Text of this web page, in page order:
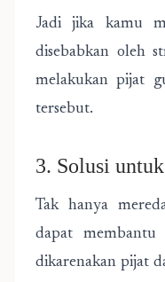
Jadi jika kamu
disebabkan oleh
melakukan pijat
tersebut.
3. Solusi
Tak hanya
dapat
dikarenakan pijat